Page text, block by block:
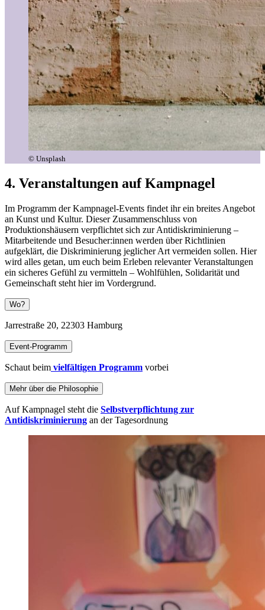
© Unsplash
4. Veranstaltungen auf Kampnagel
Im Programm der Kampnagel-Events findet ihr ein breites Angebot
an Kunst und Kultur. Dieser Zusammenschluss von
Produktionshäusern verpflichtet sich zur Antidiskriminierung –
Mitarbeitende und Besucher:innen werden über Richtlinien
aufgeklärt, die Diskriminierung jeglicher Art vermeiden sollen. Hier
wird alles getan, um euch beim Erleben relevanter Veranstaltungen
ein sicheres Gefühl zu vermitteln – Wohlfühlen, Solidarität und
Gemeinschaft steht hier im Vordergrund.
Wo?
Jarrestraße 20, 22303 Hamburg
Event-Programm
Schaut beim vielfältigen Programm vorbei
Mehr über die Philosophie
Auf Kampnagel steht die Selbstverpflichtung zur
Antidiskriminierung an der Tagesordnung